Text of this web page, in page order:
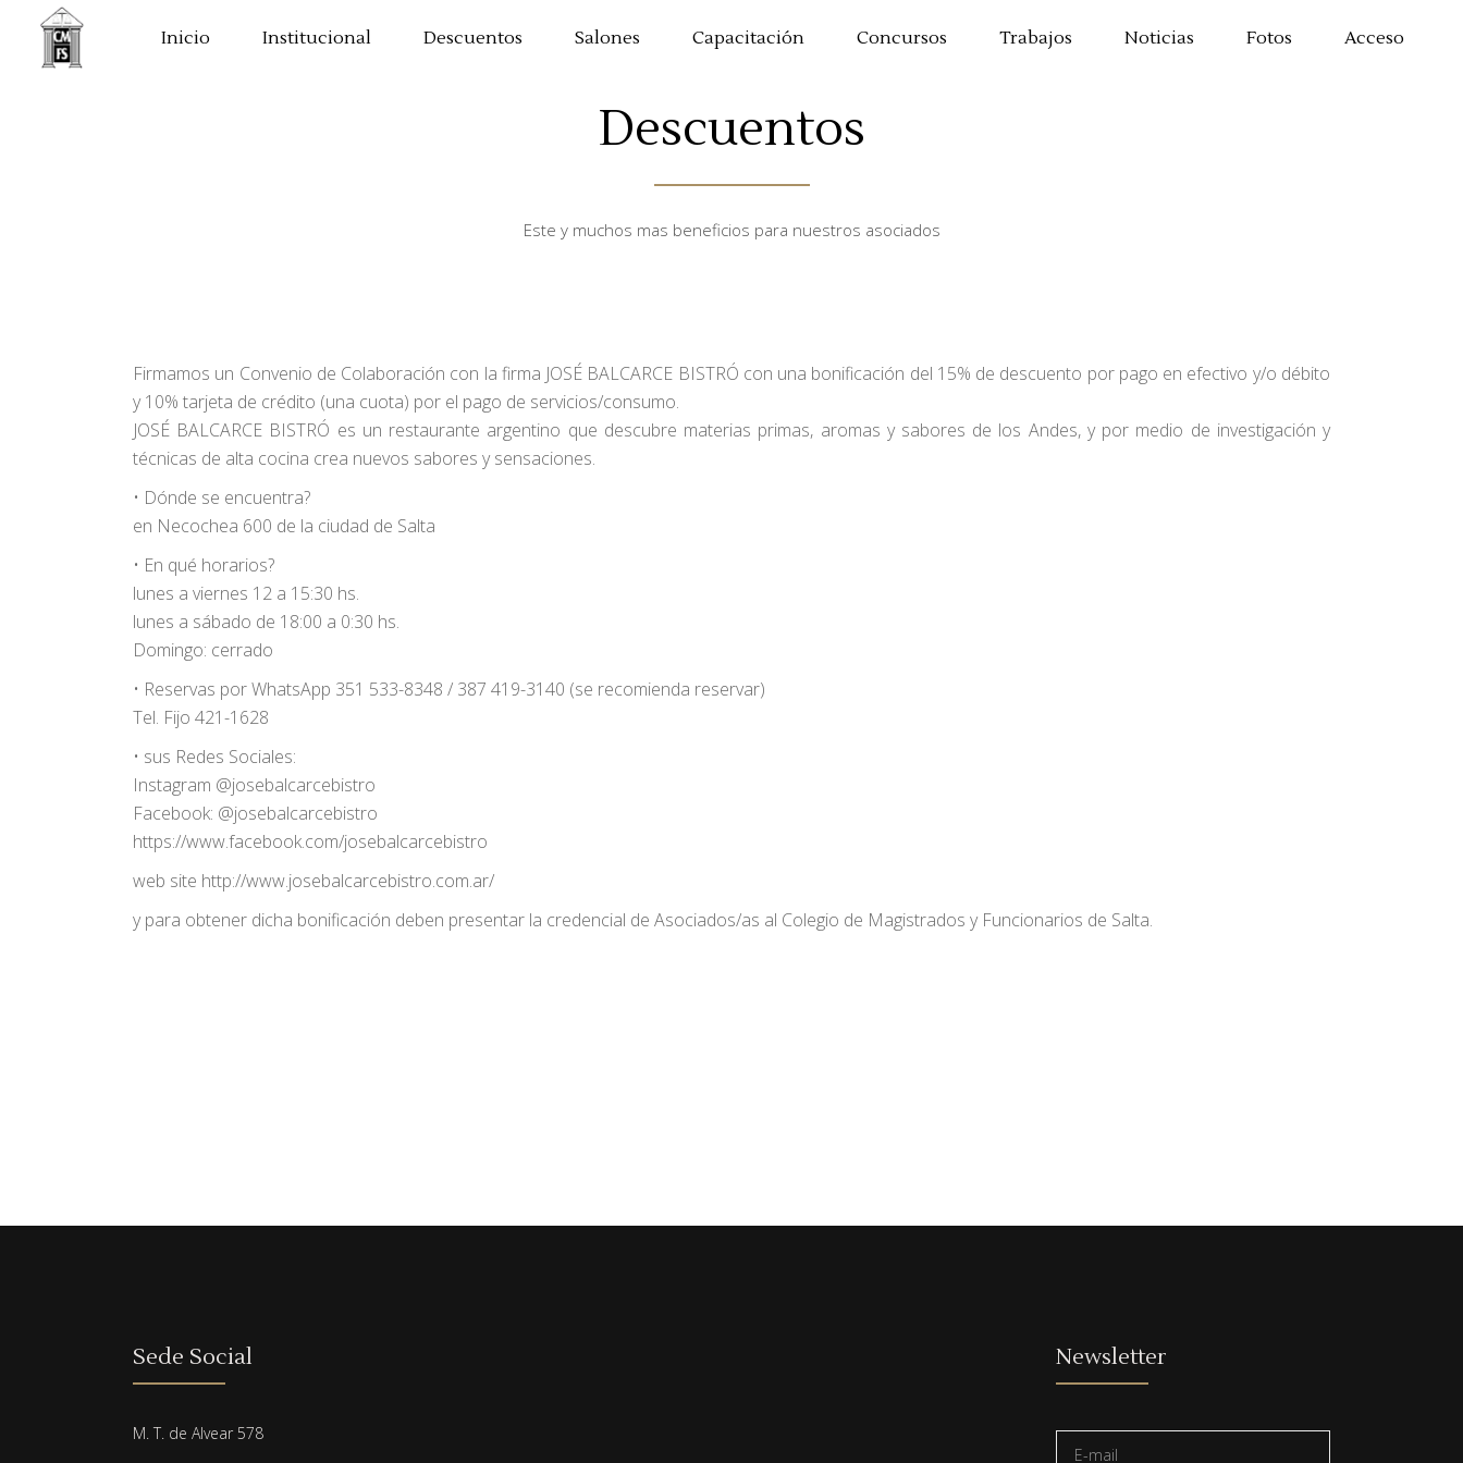
Inicio Institucional Descuentos Salones Capacitación Concursos Trabajos Noticias Fotos Acceso
Descuentos
Este y muchos mas beneficios para nuestros asociados
Firmamos un Convenio de Colaboración con la firma JOSÉ BALCARCE BISTRÓ con una bonificación del 15% de descuento por pago en efectivo y/o débito
y 10% tarjeta de crédito (una cuota) por el pago de servicios/consumo.
JOSÉ BALCARCE BISTRÓ es un restaurante argentino que descubre materias primas, aromas y sabores de los Andes, y por medio de investigación y
técnicas de alta cocina crea nuevos sabores y sensaciones.
• Dónde se encuentra?
en Necochea 600 de la ciudad de Salta
• En qué horarios?
lunes a viernes 12 a 15:30 hs.
lunes a sábado de 18:00 a 0:30 hs.
Domingo: cerrado
• Reservas por WhatsApp 351 533-8348 / 387 419-3140 (se recomienda reservar)
Tel. Fijo 421-1628
• sus Redes Sociales:
Instagram @josebalcarcebistro
Facebook: @josebalcarcebistro
https://www.facebook.com/josebalcarcebistro
web site http://www.josebalcarcebistro.com.ar/
y para obtener dicha bonificación deben presentar la credencial de Asociados/as al Colegio de Magistrados y Funcionarios de Salta.
Sede Social
M. T. de Alvear 578
Newsletter